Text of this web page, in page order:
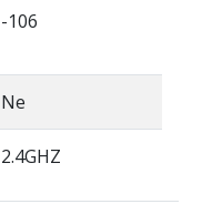
-106
Ne
2.4GHZ